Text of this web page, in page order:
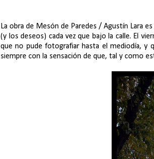
La obra de Mesón de Paredes / Agustín Lara
(y los deseos) cada vez que bajo la calle. El
que no pude fotografiar hasta el mediodía, y
siempre con la sensación de que, tal y como